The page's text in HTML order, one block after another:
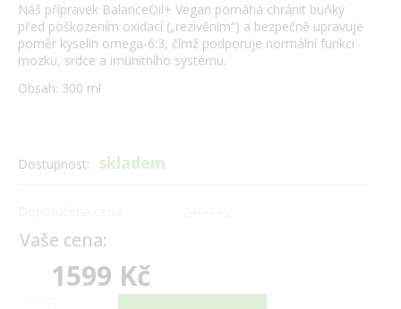
Náš přípravek BalanceOil+ Vegan pomáhá chránit buňky
před poškozením oxidací („rezivěním“) a bezpečně upravuje
poměr kyselin omega-6:3, čímž podporuje normální funkci
mozku, srdce a imunitního systému.
Obsah: 300 ml
Dostupnost: skladem
Vaše cena:
1599 Kč